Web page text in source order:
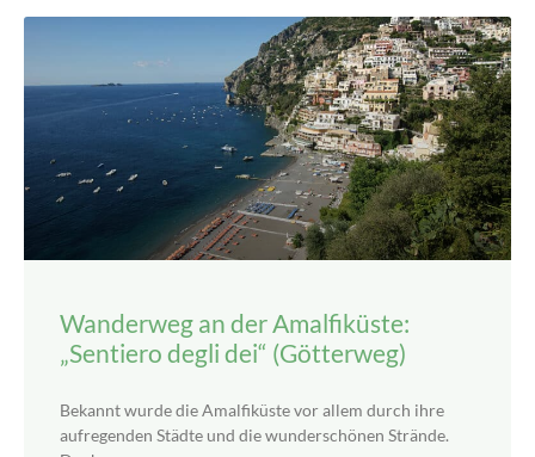
Wanderweg an der Amalfiküste:
„Sentiero degli dei“ (Götterweg)
Bekannt wurde die Amalfiküste vor allem durch ihre
aufregenden Städte und die wunderschönen Strände.